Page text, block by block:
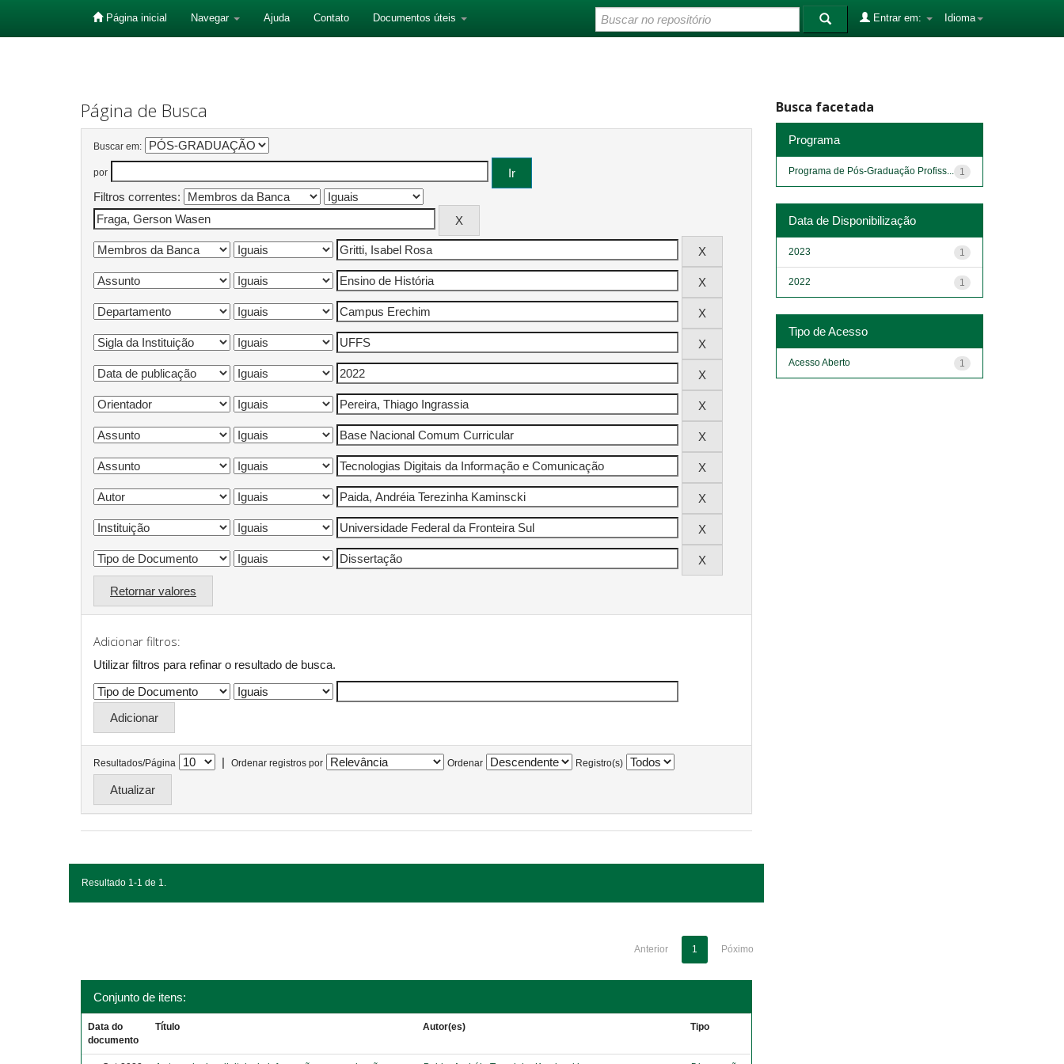
Página inicial Navegar Ajuda Contato Documentos úteis Idioma
Entrar em:
Página de Busca
Buscar em:
por
Filtros correntes:
Retornar valores
Adicionar filtros:
Utilizar filtros para refinar o resultado de busca.
Resultados/Página | Ordenar registros por Ordenar Registro(s)
Resultado 1-1 de 1.
Anterior 1 Póximo
Conjunto de itens:
Data do
documento
Título Autor(es) Tipo
Busca facetada
Programa
1
Programa de Pós-Graduação Profiss...
Data de Disponibilização
1
2023
1
2022
Tipo de Acesso
1
Acesso Aberto